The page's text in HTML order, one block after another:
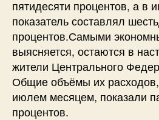
пятидесяти процентов, а в
показатель составлял
процентов.Самыми
выясняется, остаются в
жители Центрального
Общие объёмы их
июлем месяцем, показали
процентов.